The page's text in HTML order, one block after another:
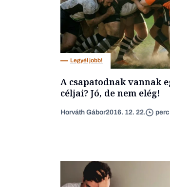
Legyél jobb!
A csapatodnak vannak
céljai? Jó, de nem elég!
Horváth Gábor2016. 12. 22. perc